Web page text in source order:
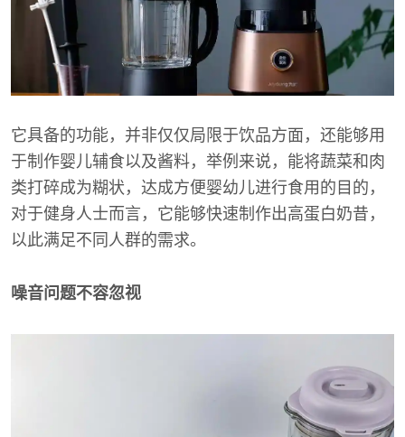
它具备的功能，并非仅仅局限于饮品方面，还能够用
于制作婴儿辅食以及酱料，举例来说，能将蔬菜和肉
类打碎成为糊状，达成方便婴幼儿进行食用的目的，
对于健身人士而言，它能够快速制作出高蛋白奶昔，
以此满足不同人群的需求。
噪音问题不容忽视